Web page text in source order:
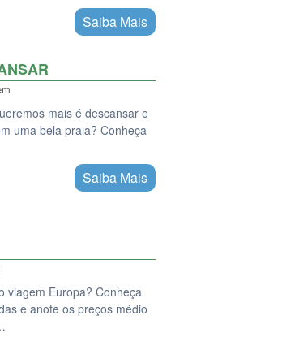
Saiba Mais
mais é descansar e
uma bela praia? Conheça
Saiba Mais
viagem Europa? Conheça
e anote os preços médio